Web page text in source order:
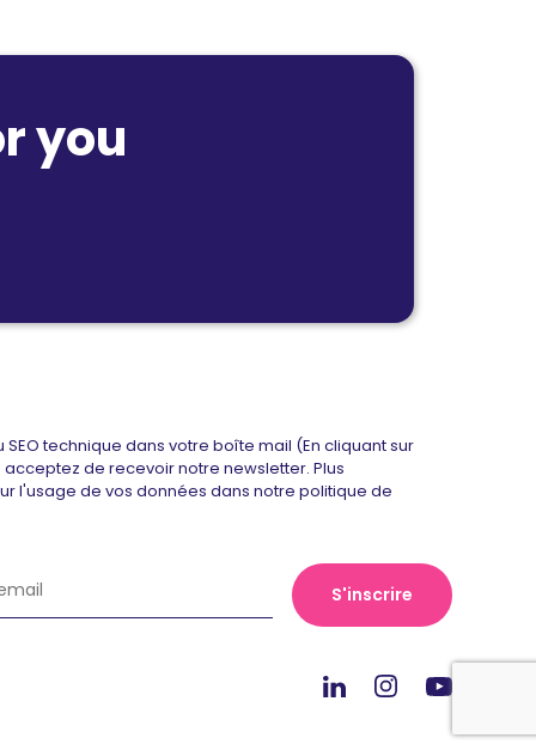
you
SEO technique dans votre boîte mail (En cliquant sur
acceptez de recevoir notre newsletter. Plus
l'usage de vos données dans notre politique de